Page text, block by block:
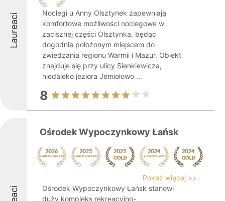
Laureaci
Noclegi u Anny Olsztynek zapewniają
komfortowe możliwości noclegowe w
zacisznej części Olsztynka, będąc
dogodnie położonym miejscem do
zwiedzania regionu Warmii i Mazur. Obiekt
znajduje się przy ulicy Sienkiewicza,
niedaleko jeziora Jemiołowo ...
8
Ośrodek Wypoczynkowy Łańsk
Pokaż więcej >>
Ośrodek Wypoczynkowy Łańsk stanowi
duży kompleks rekreacyjno-